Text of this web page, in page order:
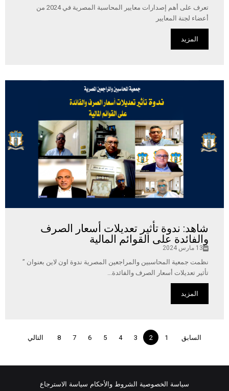
تعرف على أهم إصدارات معايير المحاسبة المصرية في 2024 من
أعضاء لجنة المعايير
المزيد
شاهد: ندوة تأثير تعديلات أسعار الصرف
والفائدة على القوائم المالية
13 مارس 2024
نظمت جمعية المحاسبين والمراجعين المصرية ندوة اون لاين بعنوان ”
تأثير تعديلات أسعار الصرف والفائدة...
المزيد
السابق 1
2
3
4
5
6
7
8 التالي
سياسة الخصوصية الشروط والأحكام سياسة الاسترجاع